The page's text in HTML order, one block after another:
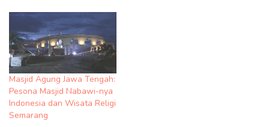
Masjid Agung Jawa Tengah:
Pesona Masjid Nabawi-nya
Indonesia dan Wisata Religi
Semarang